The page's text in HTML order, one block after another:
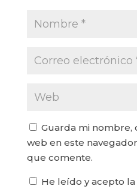
Guarda mi
web en este
que comente.
He leído y acepto la